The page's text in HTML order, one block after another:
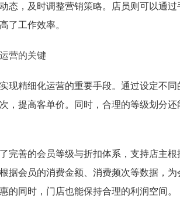
态，及时调整营销策略。店员则可以通
了工作效率。
营的关键
现精细化运营的重要手段。通过设定不
，提高客单价。同时，合理的等级划分
完善的会员等级与折扣体系，支持店主根
据会员的消费金额、消费频次等数据，
的同时，门店也能保持合理的利润空间。